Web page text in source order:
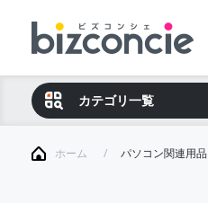
カテゴリ一覧
ホーム パソコン関連用品